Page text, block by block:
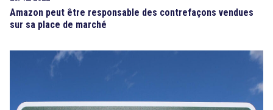
Amazon peut être responsable des contrefaçons vendues
sur sa place de marché